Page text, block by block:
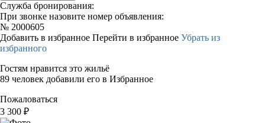
Служба бронирования:
При звонке назовите номер объявления:
№ 2000605
Добавить в избранное Перейти в избранное Убрать из
избранного
Гостям нравится это жильё
89 человек добавили его в Избранное
Пожаловаться
3 300 ₽